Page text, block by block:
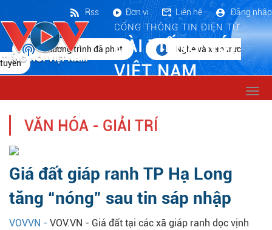
CỔNG THÔNG TIN ĐIỆN TỬ
ĐÀI TIẾNG NÓI
VIỆT NAM
Đăng nhập
Liên hệ
Đơn vị
Rss
Chương trình đã phát
Nghe và xem trực
tuyến
VĂN HÓA - GIẢI TRÍ
Giá đất giáp ranh TP Hạ Long
tăng “nóng” sau tin sáp nhập
VOVVN - VOV.VN - Giá đất tại các xã giáp ranh dọc vịnh